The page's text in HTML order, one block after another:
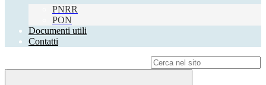
PNRR
PON
Documenti utili
Contatti